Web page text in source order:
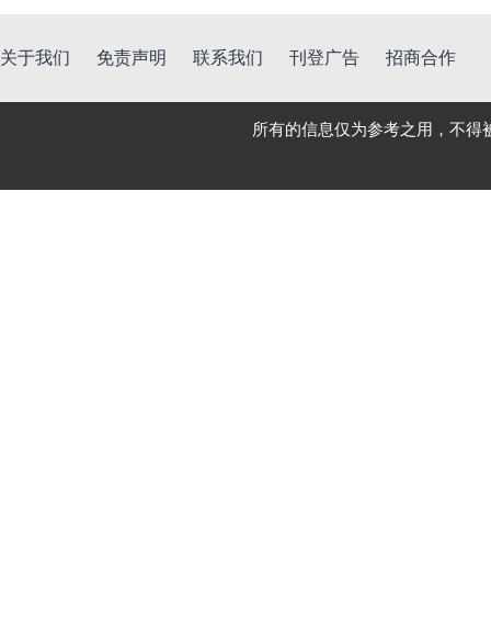
关于我们 免责声明 联系我们 刊登广告 招商合作
所有的信息仅为参考之用，不